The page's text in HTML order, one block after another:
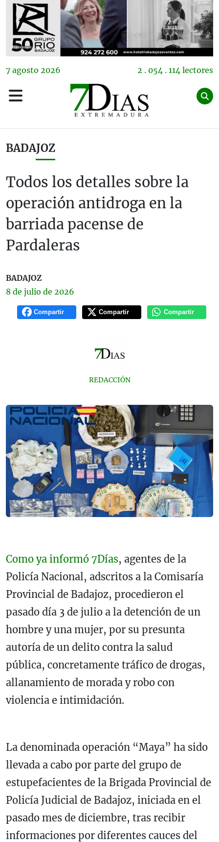
7 agosto 2026 2 . 054 . 114 lectores
BADAJOZ
Todos los detalles sobre la
operación antidroga en la
barriada pacense de
Pardaleras
BADAJOZ
8 de julio de 2026
Compartir Compartir Compartir
REDACCIÓN
Como ya informó 7Días, agentes de la
Policía Nacional, adscritos a la Comisaría
Provincial de Badajoz, procedieron el
pasado día 3 de julio a la detención de un
hombre y una mujer, por su presunta
autoría de un delito contra la salud
pública, concretamente tráfico de drogas,
allanamiento de morada y robo con
violencia e intimidación.
La denominada operación “Maya” ha sido
llevada a cabo por parte del grupo de
estupefacientes de la Brigada Provincial de
Policía Judicial de Badajoz, iniciada en el
pasado mes de diciembre, tras recibir
informaciones por diferentes cauces del